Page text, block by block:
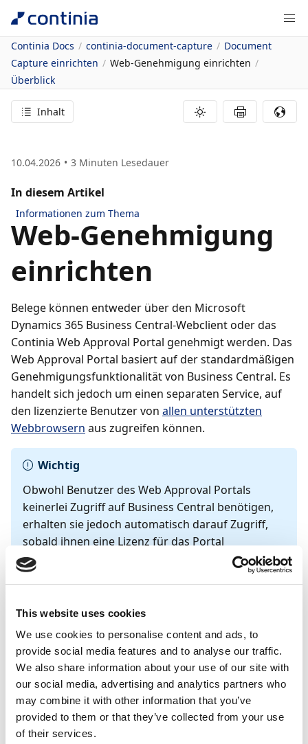
This website uses cookies
We use cookies to personalise content and ads, to
provide social media features and to analyse our traffic.
We also share information about your use of our site with
our social media, advertising and analytics partners who
may combine it with other information that you’ve
provided to them or that they’ve collected from your use
of their services.
Continia Docs continia-document-capture
Document
Capture einrichten
Web-Genehmigung einrichten
Überblick
Inhalt
10.04.2026 3 Minuten Lesedauer
In diesem Artikel
Informationen zum Thema
Web-Genehmigung
einrichten
Belege können entweder über den Microsoft
Dynamics 365 Business Central-Webclient oder das
Continia Web Approval Portal genehmigt werden. Das
Web Approval Portal basiert auf der standardmäßigen
Genehmigungsfunktionalität von Business Central. Es
handelt sich jedoch um einen separaten Service, auf
den lizenzierte Benutzer von allen unterstützten
Webbrowsern aus zugreifen können.
Wichtig
Obwohl Benutzer des Web Approval Portals
keinerlei Zugriff auf Business Central benötigen,
erhalten sie jedoch automatisch darauf Zugriff,
sobald ihnen eine Lizenz für das Portal
zugewiesen wurde (normalerweise eine Team
Member-Lizenz). Das Web Approval Portal ist auf
aufgebaut, wodurch sich der Zugriff auf Business
Central ergibt.
Das Web Approval Portal kann entweder von Continia
(continiaonline.com) oder von Ihrem Unternehmen
auf einem lokalen Server gehostet werden. Der Zugriff
erfolgt in beiden Fällen über einen Webbrowser; der
Unterschied besteht also nur beim Hosting. Welches